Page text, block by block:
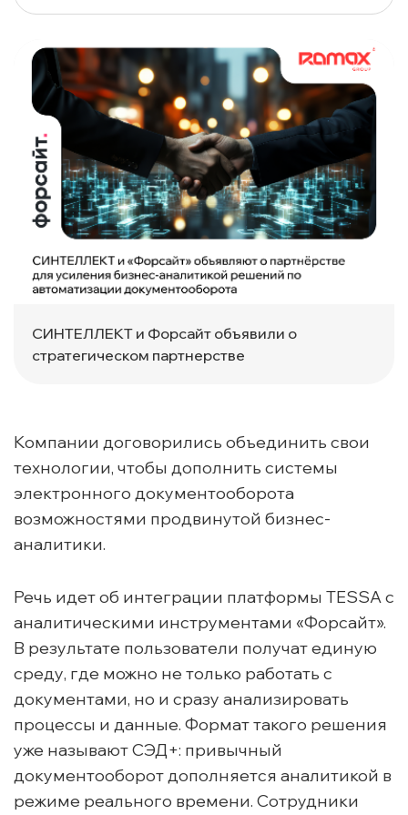
СИНТЕЛЛЕКТ и Форсайт объявили о
стратегическом партнерстве
Компании договорились объединить свои
технологии, чтобы дополнить системы
электронного документооборота
возможностями продвинутой бизнес-
аналитики.
Речь идет об интеграции платформы TESSA с
аналитическими инструментами «Форсайт».
В результате пользователи получат единую
среду, где можно не только работать с
документами, но и сразу анализировать
процессы и данные. Формат такого решения
уже называют СЭД+: привычный
документооборот дополняется аналитикой в
режиме реального времени. Сотрудники